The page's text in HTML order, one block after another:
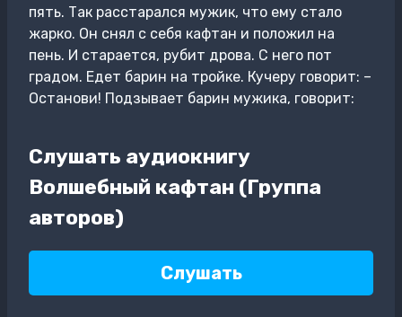
пять. Так расстарался мужик, что ему стало
жарко. Он снял с себя кафтан и положил на
пень. И старается, рубит дрова. С него пот
градом. Едет барин на тройке. Кучеру говорит: –
Останови! Подзывает барин мужика, говорит:
Слушать аудиокнигу
Волшебный кафтан (Группа
авторов)
Слушать